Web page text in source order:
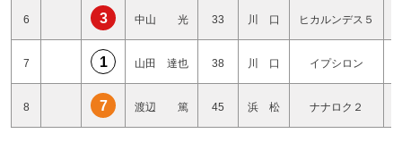
6 3 中山 光 33 川 口 ヒカルンデス５
7 1 山田 達也 38 川 口 イプシロン
8 7 渡辺 篤 45 浜 松 ナナロク２